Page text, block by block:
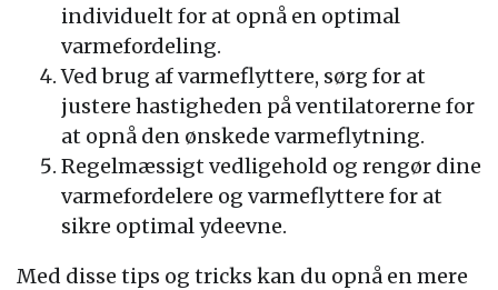
individuelt for at opnå en optimal
varmefordeling.
Ved brug af varmeflyttere, sørg for at
justere hastigheden på ventilatorerne for
at opnå den ønskede varmeflytning.
Regelmæssigt vedligehold og rengør dine
varmefordelere og varmeflyttere for at
sikre optimal ydeevne.
Med disse tips og tricks kan du opnå en mere